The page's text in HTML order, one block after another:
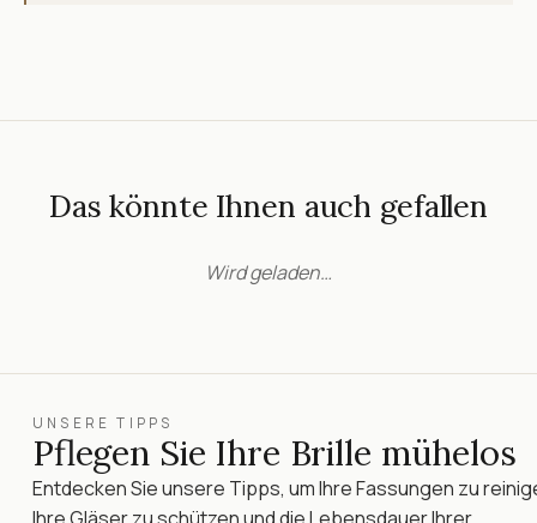
Das könnte Ihnen auch gefallen
Wird geladen…
UNSERE TIPPS
Pflegen Sie Ihre Brille mühelos
Entdecken Sie unsere Tipps, um Ihre Fassungen zu
Ihre Gläser zu schützen und die Lebensdauer Ihrer